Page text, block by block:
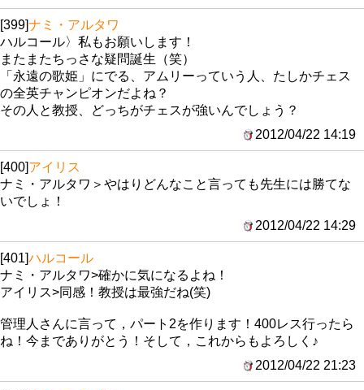
[399]ナミ・アルタワ
ハルコール〉私もお願いします！
またまたちっさな疑問誕生（笑）
「永遠の歌姫」にでる、アムリーっていう人、たしかチェス
の全英チャンピオンだよね？
その人と教授、どっちがチェスが強いんでしょう？
2012/04/22 14:19
[400]アイリス
ナミ・アルタワ＞やはりどんなこと言っても先生には勝てな
いでしょ！
2012/04/22 14:29
[401]ハルコール
ナミ・アルタワ>確かに気になるよね！
アイリス>同感！教授は最強だね(笑)
管理人さんに言って，パート2を作ります！400レス行ったら
ね！今までありがとう！そして，これからもよろしく♪
2012/04/22 21:23